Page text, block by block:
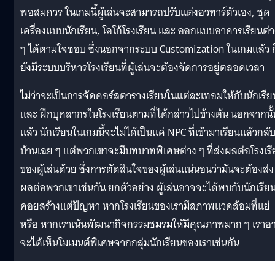
พอสมควร ในเกมนี้ผู้เล่นจะสามารถปรับแต่งอวทาร์ตัวเอง, ชุด
เครื่องแบบนักเรียน, โลโก้โรงเรียน และ ออกแบบอาคารเรียนต่
ๆ ได้ตามใจชอบ ซึ่งนอกจากระบบ Customization ในเกมแล้ว
ยังมีระบบบริหารโรงเรียนที่ผู้เล่นจะต้องจัดการอยู่ตลอดเวลา
ไม่ว่าจะเป็นการจัดคอร์สตารางเรียนในแต่ละเทอมให้กับนักเรี
และ ฝึกบุคลากรในโรงเรียนตามที่ได้กล่าวไปข้างต้น นอกจาก
แล้ว นักเรียนในเกมนี้จะไม่ได้เป็นแค่ NPC ที่เข้ามาเรียนแล้วกลับ
บ้านเฉย ๆ แต่พวกเขาจะมีบทบาทพิเศษต่าง ๆ ที่ส่งผลต่อโรงเ
ของผู้เล่นด้วย ซึ่งการตัดสินใจของผู้เล่นแน่นอนว่ามันจะต้องส่ง
ผลต่อพวกเขาเช่นกัน ยกตัวอย่าง ผู้เล่นอาจจะได้พบกับนักเรีย
คอยสร้างแต่ปัญหา หากโรงเรียนของเรามีสภาพแวดล้อมที่แย่
หรือ หากเราเน้นพัฒนากิจกรรมชมรมให้มีคุณภาพมาก ๆ เราอ
จะได้เห็นโมเมนต์พิเศษจากกลุ่มนักเรียนของเราเช่นกัน